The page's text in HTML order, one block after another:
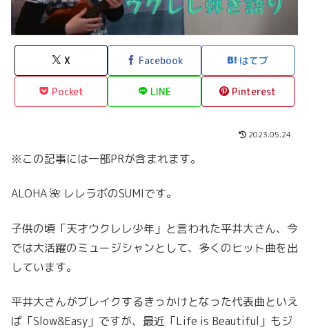
X Facebook はてブ
Pocket LINE Pinterest
2023.05.24
※この記事には一部PRが含まれます。
ALOHA 🌺 レレラボのSUMIです。
子供の頃「天才ウクレレ少年」と言われた平井大さん、今
では大活躍のミュージシャンとして、多くのヒット曲を出
しています。
平井大さんがブレイクするきっかけとなった代表曲といえ
ば「Slow&Easy」ですが、最近「Life is Beautiful」もジ